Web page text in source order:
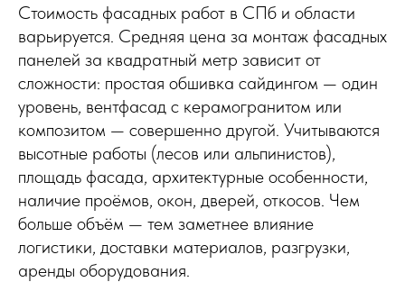
Стоимость фасадных работ в СПб и области
варьируется. Средняя цена за монтаж фасадных
панелей за квадратный метр зависит от
сложности: простая обшивка сайдингом — один
уровень, вентфасад с керамогранитом или
композитом — совершенно другой. Учитываются
высотные работы (лесов или альпинистов),
площадь фасада, архитектурные особенности,
наличие проёмов, окон, дверей, откосов. Чем
больше объём — тем заметнее влияние
логистики, доставки материалов, разгрузки,
аренды оборудования.